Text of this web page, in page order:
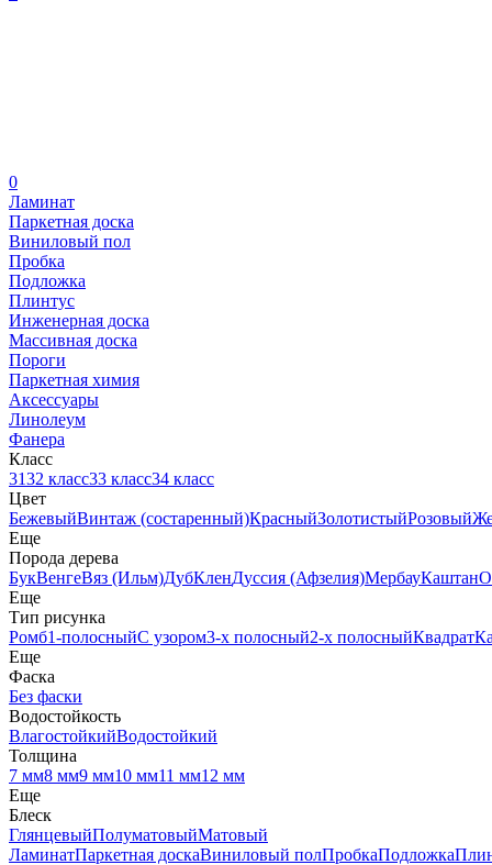
0
Ламинат
Паркетная доска
Виниловый пол
Пробка
Подложка
Плинтус
Инженерная доска
Массивная доска
Пороги
Паркетная химия
Аксессуары
Линолеум
Фанера
Класс
3132 класс33 класс34 класс
Цвет
БежевыйВинтаж (состаренный)КрасныйЗолотистыйРозовый
Еще
Порода дерева
БукВенгеВяз (Ильм)ДубКленДуссия (Афзелия)МербауКаштан
Еще
Тип рисунка
Ромб1-полосныйС узором3-х полосный2-х полосныйКвадрат
Еще
Фаска
Без фаски
Водостойкость
ВлагостойкийВодостойкий
Толщина
7 мм8 мм9 мм10 мм11 мм12 мм
Еще
Блеск
ГлянцевыйПолуматовыйМатовый
ЛаминатПаркетная доскаВиниловый полПробкаПодложка